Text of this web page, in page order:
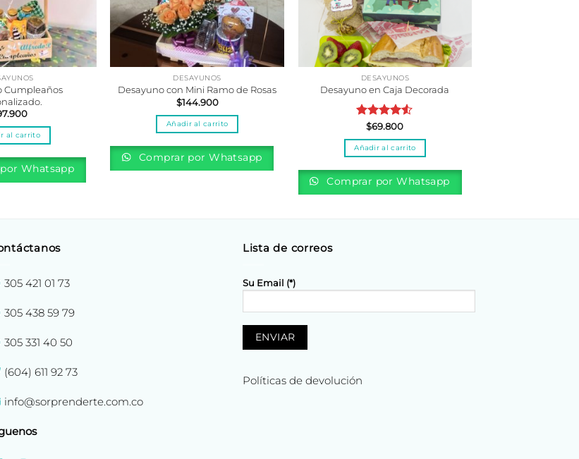
Cumpleaños
al carrito
Whatsapp
DESAYUNOS
Desayuno con Mini Ramo de Rosas
$144.900
Añadir al carrito
Comprar por Whatsapp
DESAYUNOS
Desayuno en Caja Decorada
Valorado
con4.50
de 5
$69.800
Añadir al carrito
Comprar por Whatsapp
305 421 01 73
305 438 59 79
305 331 40 50
(604) 611 92 73
info@sorprenderte.com.co
Lista de correos
Su Email (*)
Políticas de devolución